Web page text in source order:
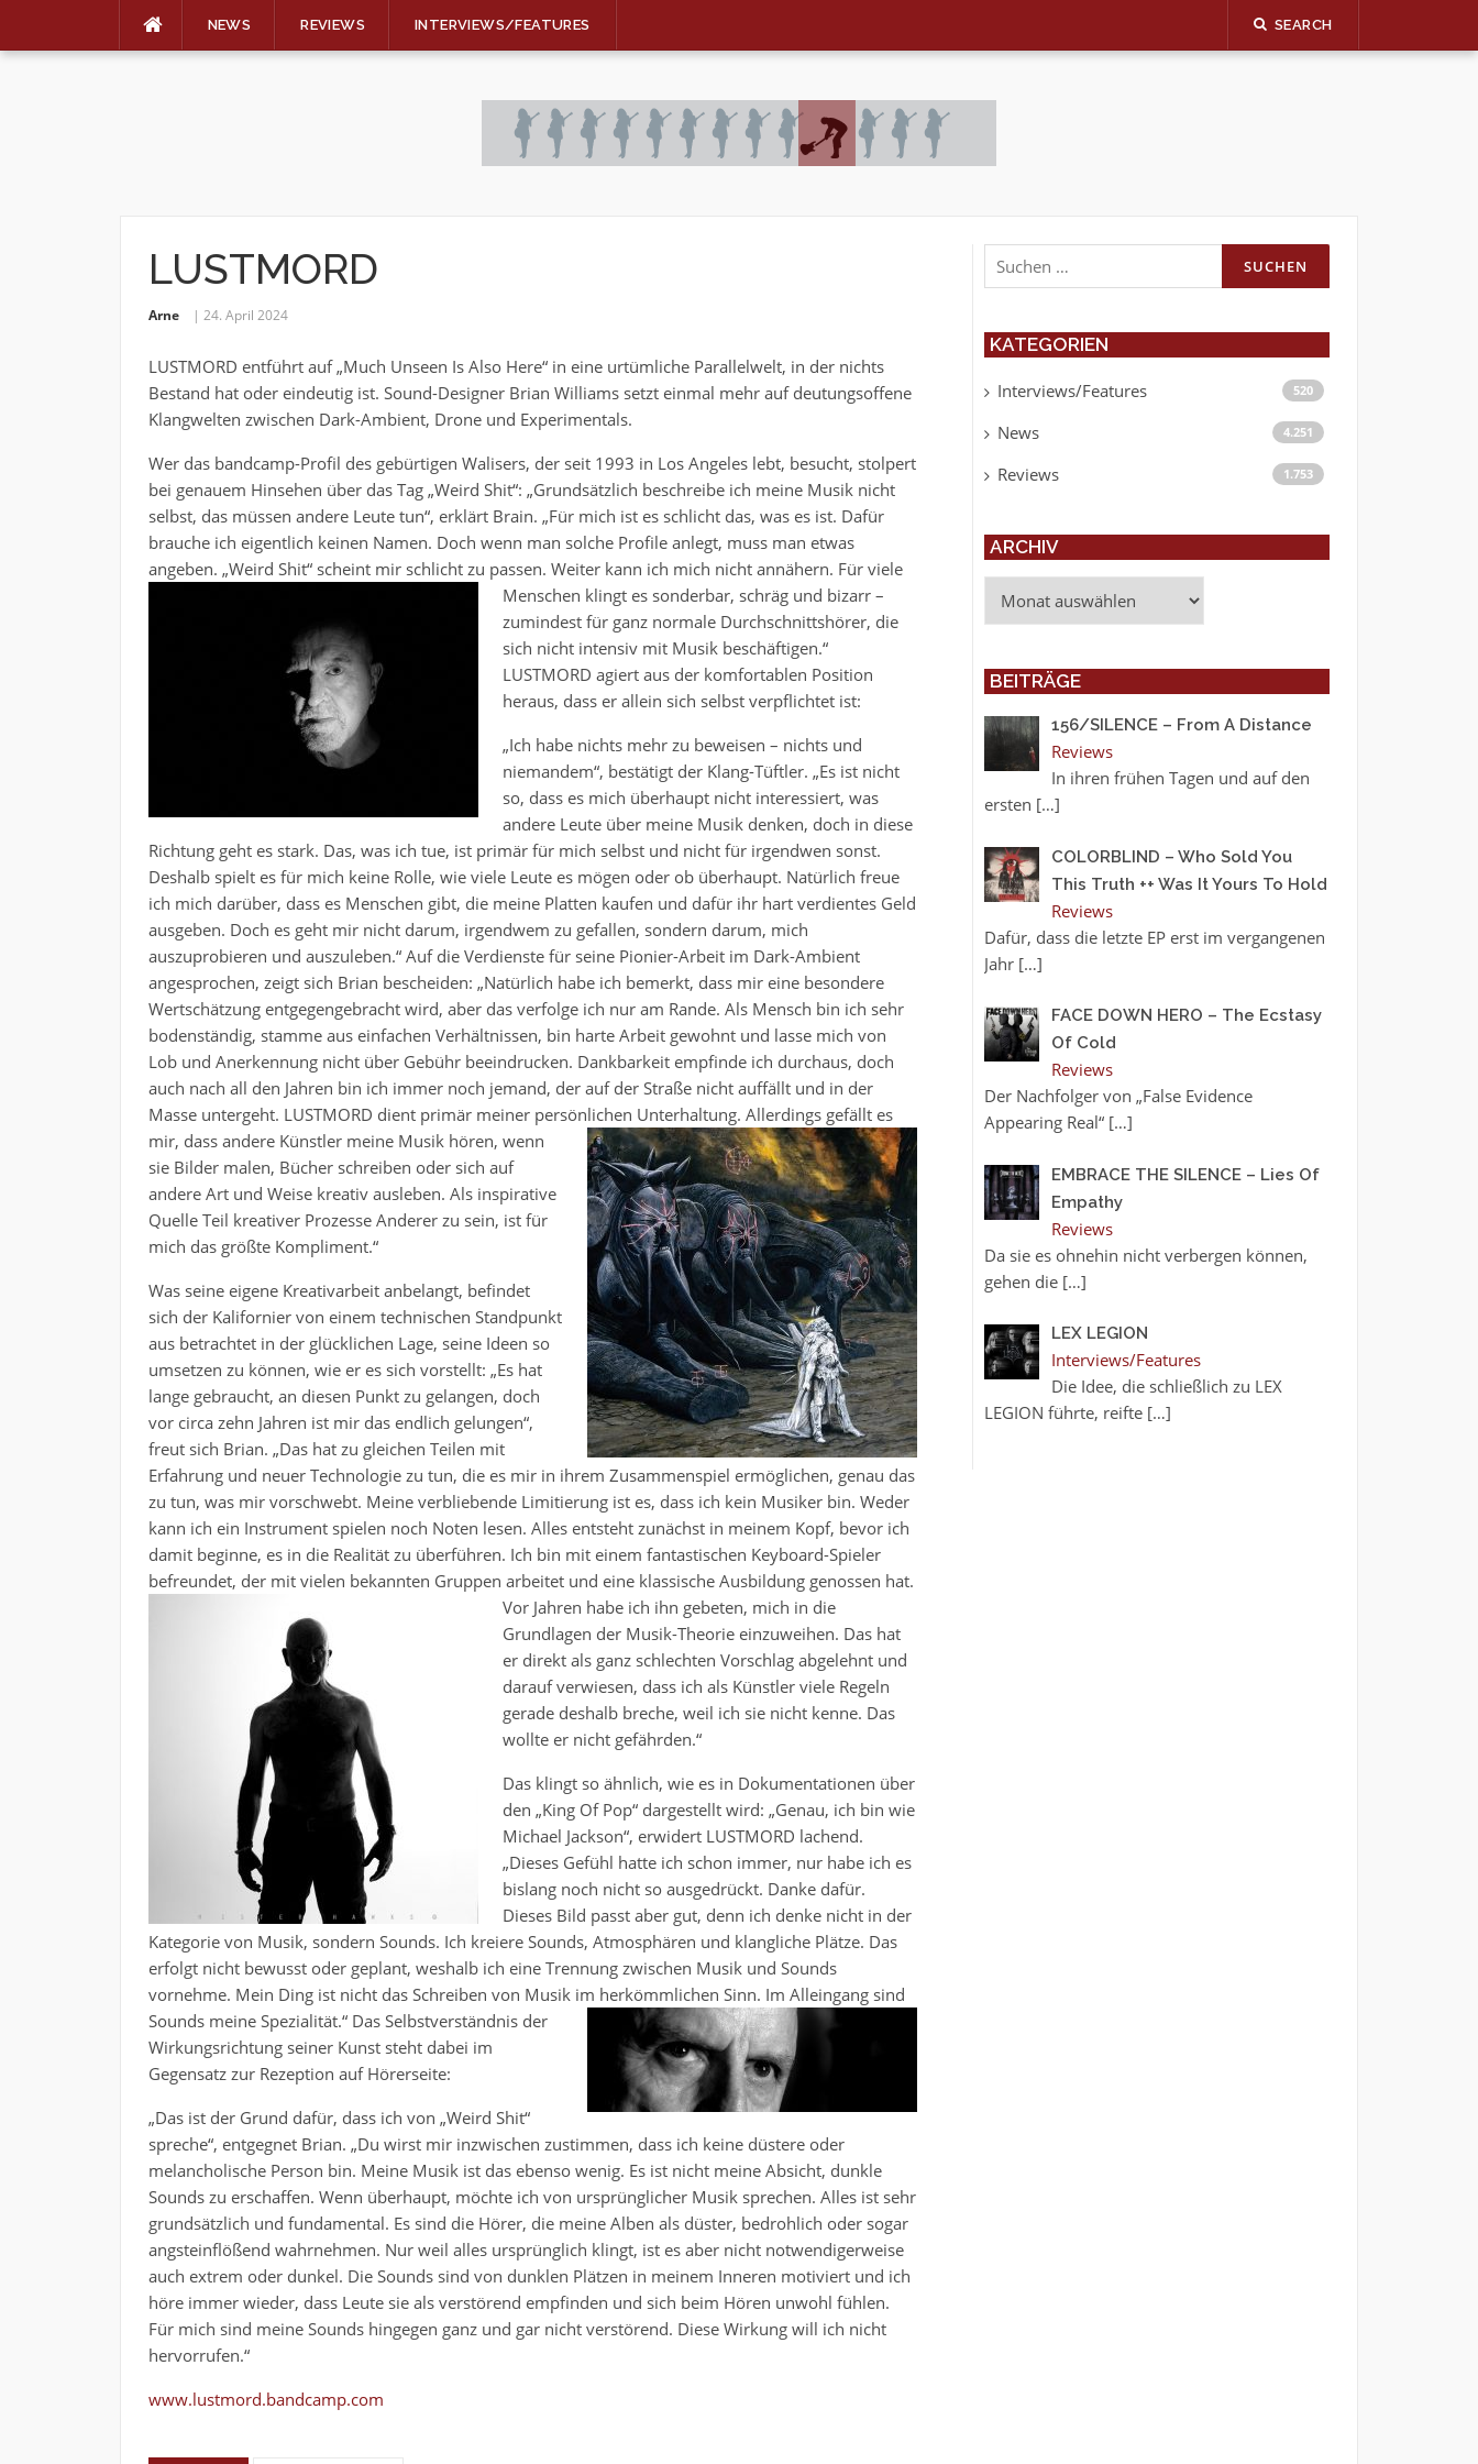
NEWS REVIEWS INTERVIEWS/FEATURES SEARCH
LUSTMORD
Arne 24. April 2024
LUSTMORD entführt auf „Much Unseen Is Also Here“ in eine urtümliche Parallelwelt, in der nichts
Bestand hat oder eindeutig ist. Sound-Designer Brian Williams setzt einmal mehr auf deutungsoffene
Klangwelten zwischen Dark-Ambient, Drone und Experimentals.
Wer das bandcamp-Profil des gebürtigen Walisers, der seit 1993 in Los Angeles lebt, besucht, stolpert
bei genauem Hinsehen über das Tag „Weird Shit“: „Grundsätzlich beschreibe ich meine Musik nicht
selbst, das müssen andere Leute tun“, erklärt Brain. „Für mich ist es schlicht das, was es ist. Dafür
brauche ich eigentlich keinen Namen. Doch wenn man solche Profile anlegt, muss man etwas
angeben. „Weird Shit“ scheint mir schlicht zu passen. Weiter kann ich mich nicht annähern. Für viele
Menschen klingt es sonderbar, schräg und bizarr –
zumindest für ganz normale Durchschnittshörer, die
sich nicht intensiv mit Musik beschäftigen.“
LUSTMORD agiert aus der komfortablen Position
heraus, dass er allein sich selbst verpflichtet ist:
„Ich habe nichts mehr zu beweisen – nichts und
niemandem“, bestätigt der Klang-Tüftler. „Es ist nicht
so, dass es mich überhaupt nicht interessiert, was
andere Leute über meine Musik denken, doch in diese
Richtung geht es stark. Das, was ich tue, ist primär für mich selbst und nicht für irgendwen sonst.
Deshalb spielt es für mich keine Rolle, wie viele Leute es mögen oder ob überhaupt. Natürlich freue
ich mich darüber, dass es Menschen gibt, die meine Platten kaufen und dafür ihr hart verdientes Geld
ausgeben. Doch es geht mir nicht darum, irgendwem zu gefallen, sondern darum, mich
auszuprobieren und auszuleben.“ Auf die Verdienste für seine Pionier-Arbeit im Dark-Ambient
angesprochen, zeigt sich Brian bescheiden: „Natürlich habe ich bemerkt, dass mir eine besondere
Wertschätzung entgegengebracht wird, aber das verfolge ich nur am Rande. Als Mensch bin ich sehr
bodenständig, stamme aus einfachen Verhältnissen, bin harte Arbeit gewohnt und lasse mich von
Lob und Anerkennung nicht über Gebühr beeindrucken. Dankbarkeit empfinde ich durchaus, doch
auch nach all den Jahren bin ich immer noch jemand, der auf der Straße nicht auffällt und in der
Masse untergeht. LUSTMORD dient primär meiner persönlichen Unterhaltung. Allerdings gefällt es
mir, dass andere Künstler meine Musik hören, wenn
sie Bilder malen, Bücher schreiben oder sich auf
andere Art und Weise kreativ ausleben. Als inspirative
Quelle Teil kreativer Prozesse Anderer zu sein, ist für
mich das größte Kompliment.“
Was seine eigene Kreativarbeit anbelangt, befindet
sich der Kalifornier von einem technischen Standpunkt
aus betrachtet in der glücklichen Lage, seine Ideen so
umsetzen zu können, wie er es sich vorstellt: „Es hat
lange gebraucht, an diesen Punkt zu gelangen, doch
vor circa zehn Jahren ist mir das endlich gelungen“,
freut sich Brian. „Das hat zu gleichen Teilen mit
Erfahrung und neuer Technologie zu tun, die es mir in ihrem Zusammenspiel ermöglichen, genau das
zu tun, was mir vorschwebt. Meine verbliebende Limitierung ist es, dass ich kein Musiker bin. Weder
kann ich ein Instrument spielen noch Noten lesen. Alles entsteht zunächst in meinem Kopf, bevor ich
damit beginne, es in die Realität zu überführen. Ich bin mit einem fantastischen Keyboard-Spieler
befreundet, der mit vielen bekannten Gruppen arbeitet und eine klassische Ausbildung genossen hat.
Vor Jahren habe ich ihn gebeten, mich in die
Grundlagen der Musik-Theorie einzuweihen. Das hat
er direkt als ganz schlechten Vorschlag abgelehnt und
darauf verwiesen, dass ich als Künstler viele Regeln
gerade deshalb breche, weil ich sie nicht kenne. Das
wollte er nicht gefährden.“
Das klingt so ähnlich, wie es in Dokumentationen über
den „King Of Pop“ dargestellt wird: „Genau, ich bin wie
Michael Jackson“, erwidert LUSTMORD lachend.
„Dieses Gefühl hatte ich schon immer, nur habe ich es
bislang noch nicht so ausgedrückt. Danke dafür.
Dieses Bild passt aber gut, denn ich denke nicht in der
Kategorie von Musik, sondern Sounds. Ich kreiere Sounds, Atmosphären und klangliche Plätze. Das
erfolgt nicht bewusst oder geplant, weshalb ich eine Trennung zwischen Musik und Sounds
vornehme. Mein Ding ist nicht das Schreiben von Musik im herkömmlichen Sinn. Im Alleingang sind
Sounds meine Spezialität.“ Das Selbstverständnis der
Wirkungsrichtung seiner Kunst steht dabei im
Gegensatz zur Rezeption auf Hörerseite:
„Das ist der Grund dafür, dass ich von „Weird Shit“
spreche“, entgegnet Brian. „Du wirst mir inzwischen zustimmen, dass ich keine düstere oder
melancholische Person bin. Meine Musik ist das ebenso wenig. Es ist nicht meine Absicht, dunkle
Sounds zu erschaffen. Wenn überhaupt, möchte ich von ursprünglicher Musik sprechen. Alles ist sehr
grundsätzlich und fundamental. Es sind die Hörer, die meine Alben als düster, bedrohlich oder sogar
angsteinflößend wahrnehmen. Nur weil alles ursprünglich klingt, ist es aber nicht notwendigerweise
auch extrem oder dunkel. Die Sounds sind von dunklen Plätzen in meinem Inneren motiviert und ich
höre immer wieder, dass Leute sie als verstörend empfinden und sich beim Hören unwohl fühlen.
Für mich sind meine Sounds hingegen ganz und gar nicht verstörend. Diese Wirkung will ich nicht
hervorrufen.“
www.lustmord.bandcamp.com
Suchen
nach:
KATEGORIEN
Interviews/Features 520
News 4.251
Reviews 1.753
ARCHIV
BEITRÄGE
156/SILENCE – From A Distance
Reviews
In ihren frühen Tagen und auf den
ersten […]
COLORBLIND – Who Sold You
This Truth ++ Was It Yours To Hold
Reviews
Dafür, dass die letzte EP erst im vergangenen
Jahr […]
FACE DOWN HERO – The Ecstasy
Of Cold
Reviews
Der Nachfolger von „False Evidence
Appearing Real“ […]
EMBRACE THE SILENCE – Lies Of
Empathy
Reviews
Da sie es ohnehin nicht verbergen können,
gehen die […]
LEX LEGION
Interviews/Features
Die Idee, die schließlich zu LEX
LEGION führte, reifte […]